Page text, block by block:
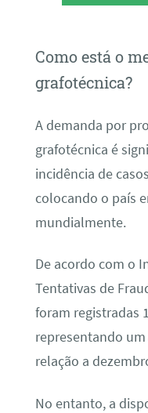
Como está o
grafotécnica?
A demanda por
grafotécnica é
incidência de
colocando o país
mundialmente.
De acordo com o
Tentativas de
foram registradas
representando
relação a
No entanto, a